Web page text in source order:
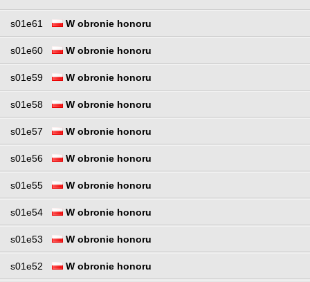
s01e61 W obronie honoru
s01e60 W obronie honoru
s01e59 W obronie honoru
s01e58 W obronie honoru
s01e57 W obronie honoru
s01e56 W obronie honoru
s01e55 W obronie honoru
s01e54 W obronie honoru
s01e53 W obronie honoru
s01e52 W obronie honoru